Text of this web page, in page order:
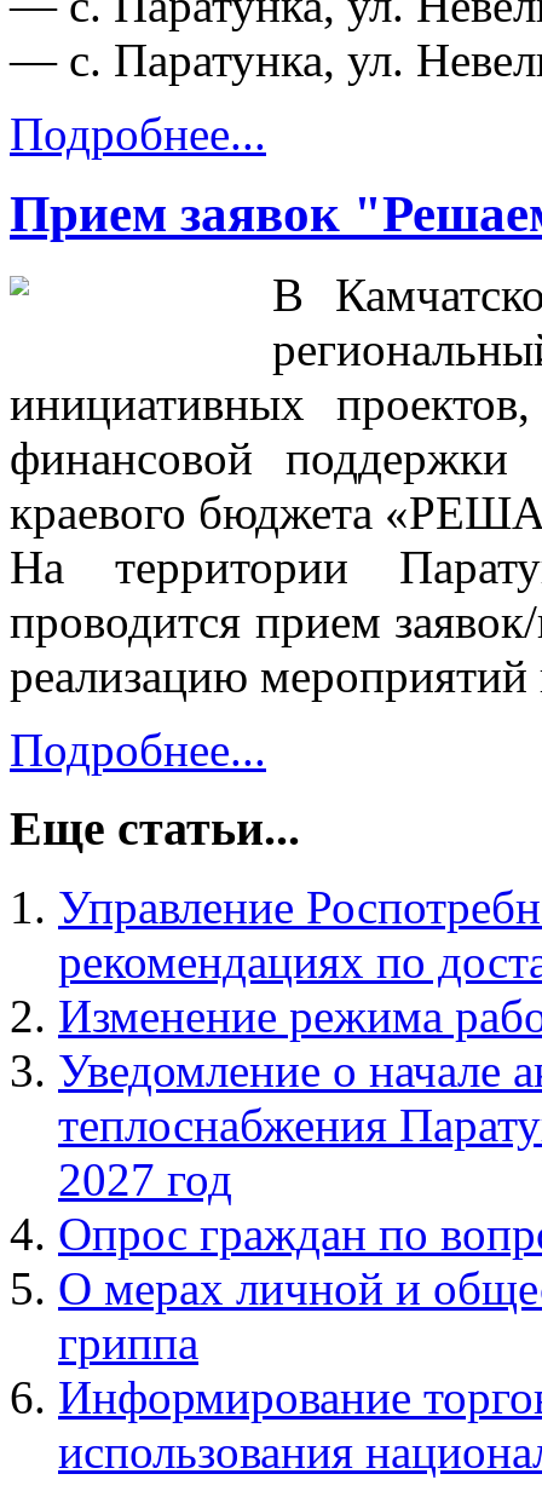
— с. Паратунка, ул.
Подробнее...
Прием заявок
В
инициативных
финансовой поддержки
краевого бюджета
На территории
проводится прием
реализацию
Подробнее...
Еще статьи...
Управление
рекомендациях по
Изменение режима
Уведомление о начале
теплоснабжения
2027 год
Опрос граждан по
О мерах личной и
гриппа
Информирование
использования